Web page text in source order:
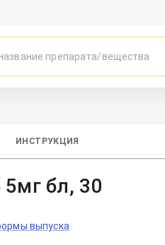
ИНСТРУКЦИЯ
бл, 30
выпуска